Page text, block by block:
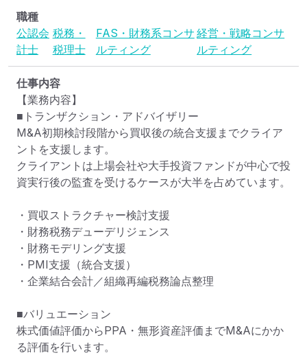
職種
公認会
計士
税務・
税理士
FAS・財務系コンサ
ルティング
経営・戦略コンサ
ルティング
仕事内容
【業務内容】
■トランザクション・アドバイザリー
M&A初期検討段階から買収後の統合支援までクライア
ントを支援します。
クライアントは上場会社や大手投資ファンドが中心で投
資実行後の監査を受けるケースが大半を占めています。
・買収ストラクチャー検討支援
・財務税務デューデリジェンス
・財務モデリング支援
・PMI支援（統合支援）
・企業結合会計／組織再編税務論点整理
■バリュエーション
株式価値評価からPPA・無形資産評価までM&Aにかか
る評価を行います。